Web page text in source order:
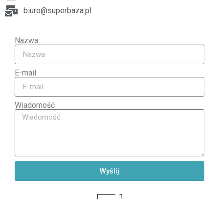
biuro@superbaza.pl
Nazwa
E-mail
Wiadomość
Wyślij